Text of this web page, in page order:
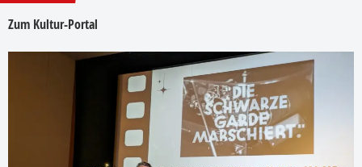
Zum Kultur-Portal